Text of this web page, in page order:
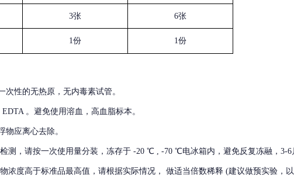
3张 6张
1份 1份
次性的无热原，无内毒素试管。
EDTA 。避免使用溶血，高血脂标本。
物应离心去除。
测，请按一次使用量分装，冻存于 -20 ℃ , -70 ℃电冰箱内，避免反复冻融，3-6
浓度高于标准品最高值，请根据实际情况， 做适当倍数稀释 (建议做预实验，